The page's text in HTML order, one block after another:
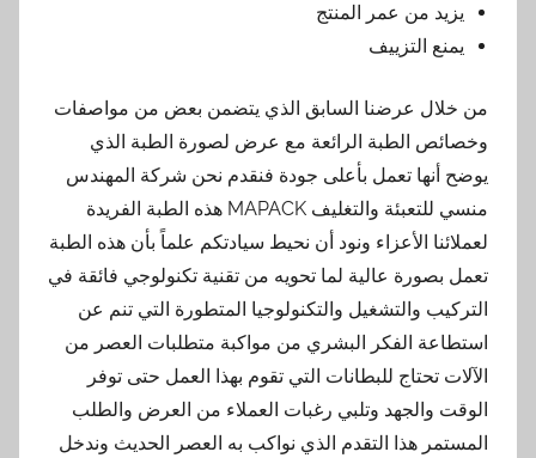
يزيد من عمر المنتج
يمنع التزييف
من خلال عرضنا السابق الذي يتضمن بعض من مواصفات
وخصائص الطبة الرائعة مع عرض لصورة الطبة الذي
يوضح أنها تعمل بأعلى جودة فنقدم نحن شركة المهندس
منسي للتعبئة والتغليف MAPACK هذه الطبة الفريدة
لعملائنا الأعزاء ونود أن نحيط سيادتكم علماً بأن هذه الطبة
تعمل بصورة عالية لما تحويه من تقنية تكنولوجي فائقة في
التركيب والتشغيل والتكنولوجيا المتطورة التي تنم عن
استطاعة الفكر البشري من مواكبة متطلبات العصر من
الآلات تحتاج للبطانات التي تقوم بهذا العمل حتى توفر
الوقت والجهد وتلبي رغبات العملاء من العرض والطلب
المستمر هذا التقدم الذي نواكب به العصر الحديث وندخل